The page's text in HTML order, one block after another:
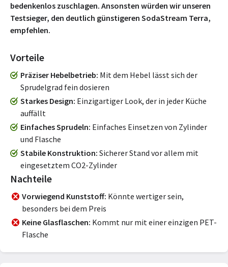
bedenkenlos zuschlagen. Ansonsten würden wir unseren
Testsieger, den deutlich günstigeren SodaStream Terra,
empfehlen.
Vorteile
Präziser Hebelbetrieb Mit dem Hebel lässt sich der
Sprudelgrad fein dosieren
Starkes Design Einzigartiger Look, der in jeder Küche
auffällt
Einfaches Sprudeln Einfaches Einsetzen von Zylinder
und Flasche
Stabile Konstruktion Sicherer Stand vor allem mit
eingesetztem CO2-Zylinder
Nachteile
Vorwiegend Kunststoff Könnte wertiger sein,
besonders bei dem Preis
Keine Glasflaschen Kommt nur mit einer einzigen PET-
Flasche